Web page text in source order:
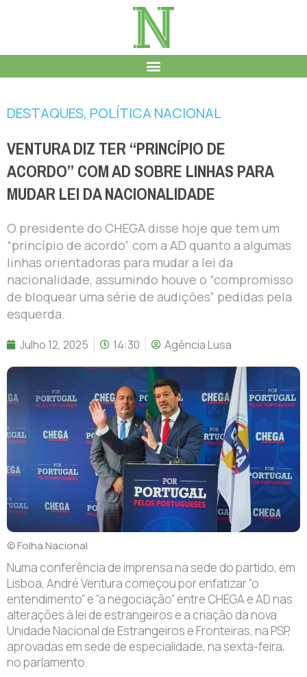
DESTAQUES, POLÍTICA NACIONAL
VENTURA DIZ TER “PRINCÍPIO DE
ACORDO” COM AD SOBRE LINHAS PARA
MUDAR LEI DA NACIONALIDADE
O presidente do CHEGA disse hoje que tem um
“princípio de acordo” com a AD quanto a algumas
linhas orientadoras para mudar a lei da
nacionalidade, assumindo houve o “compromisso
de bloquear uma série de audições” pedidas pela
esquerda.
Julho 12, 2025 14:30 Agência Lusa
© Folha Nacional
Numa conferência de imprensa na sede do partido, em
Lisboa, André Ventura começou por enfatizar “o
entendimento” e “a negociação” entre CHEGA e AD nas
alterações à lei de estrangeiros e a criação da nova
Unidade Nacional de Estrangeiros e Fronteiras, na PSP,
aprovadas em sede de especialidade, na sexta-feira,
no parlamento.